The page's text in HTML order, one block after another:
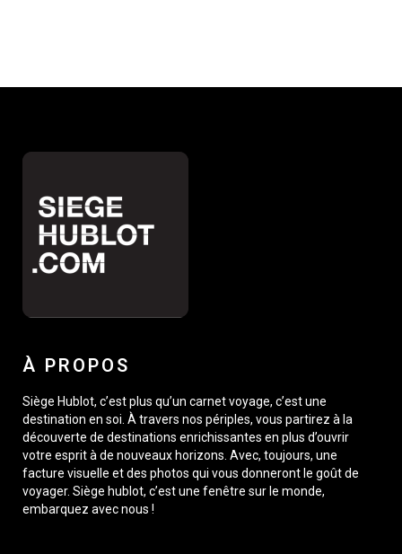
À PROPOS
Siège Hublot, c’est plus qu’un carnet voyage, c’est une
destination en soi. À travers nos périples, vous partirez à la
découverte de destinations enrichissantes en plus d’ouvrir
votre esprit à de nouveaux horizons. Avec, toujours, une
facture visuelle et des photos qui vous donneront le goût de
voyager. Siège hublot, c’est une fenêtre sur le monde,
embarquez avec nous !